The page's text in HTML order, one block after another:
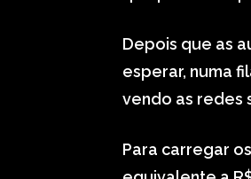
Depois que as
esperar, numa
vendo as redes
Para carregar